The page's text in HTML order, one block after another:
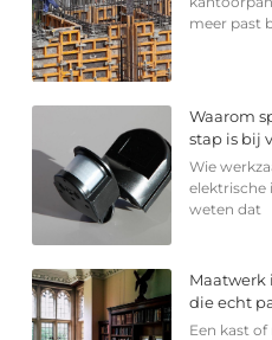
meer past
Waarom
stap is bij
Wie
elektrische
weten dat
die echt
Een kast